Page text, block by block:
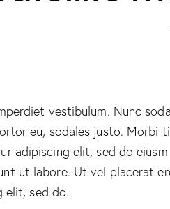
vestibulum. Nunc
eu, sodales justo. Morbi
adipiscing elit, sed do
ut labore. Ut vel placerat
elit, sed do.